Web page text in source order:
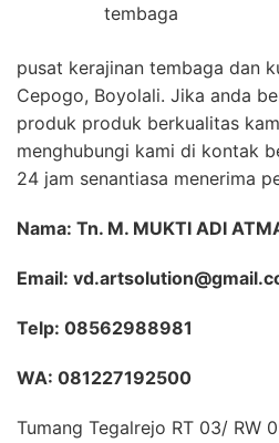
tembaga
pusat kerajinan tembaga dan
Cepogo, Boyolali. Jika anda
produk produk berkualitas
menghubungi kami di kontak
24 jam senantiasa menerima
Nama: Tn. M. MUKTI ADI
Email:
Telp: 08562988981
WA: 081227192500
Tumang Tegalrejo RT 03/ RW